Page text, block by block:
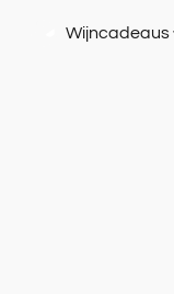
Wijncadeaus